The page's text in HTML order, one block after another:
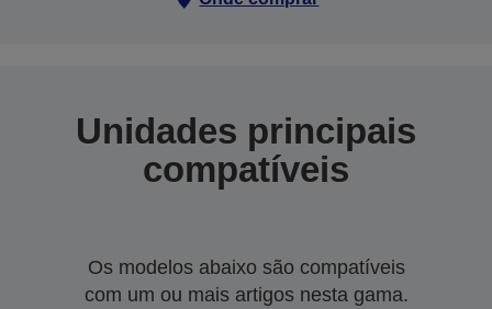
Unidades principais
compatíveis
Os modelos abaixo são compatíveis
com um ou mais artigos nesta gama.